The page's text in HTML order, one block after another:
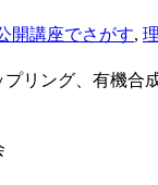
開講座でさがす,
プリング、有機合